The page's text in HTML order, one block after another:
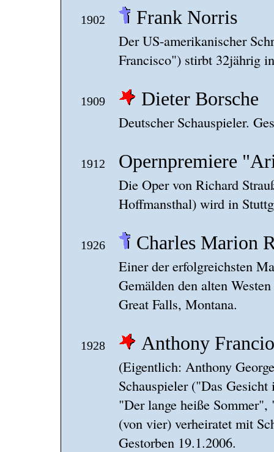
1902 Frank Norris
Der US-amerikanischer
Francisco") stirbt 32jährig
1909 Dieter Borsche
Deutscher Schauspieler.
1912 Opernpremiere
Die Oper von Richard
Hoffmansthal) wird in
1926 Charles Marion
Einer der erfolgreichsten
Gemälden den alten
Great Falls, Montana.
1928 Anthony
(Eigentlich: Anthony
Schauspieler ("Das
"Der lange heiße
(von vier) verheiratet mit
Gestorben 19.1.2006.